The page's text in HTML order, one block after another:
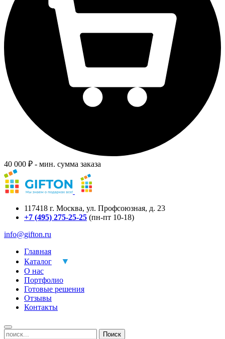
40 000 ₽ - мин. сумма заказа
117418 г. Москва, ул. Профсоюзная, д. 23
+7 (495) 275-25-25 (пн-пт 10-18)
info@gifton.ru
Главная
Каталог
О нас
Портфолио
Готовые решения
Отзывы
Контакты
Поиск